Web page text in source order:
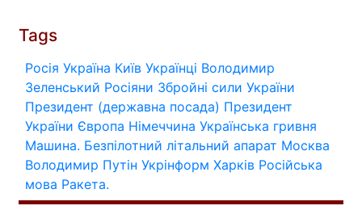
Tags
Росія Україна Київ Українці Володимир
Зеленський Росіяни Збройні сили України
Президент (державна посада) Президент
України Європа Німеччина Українська гривня
Машина. Безпілотний літальний апарат Москва
Володимир Путін Укрінформ Харків Російська
мова Ракета.